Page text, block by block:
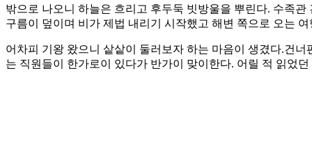
밖으로 나오니 하늘은 흐리고 후두둑 빗방울을 뿌린다. 수족
구름이 덮이며 비가 제법 내리기 시작했고 해변 쪽으로 오는
어차피 기왕 왔으니 샅샅이 둘러보자 하는 마음이 생겼다.건
는 직원들이 한가로이 있다가 반가이 맞이한다. 어릴 적 읽었